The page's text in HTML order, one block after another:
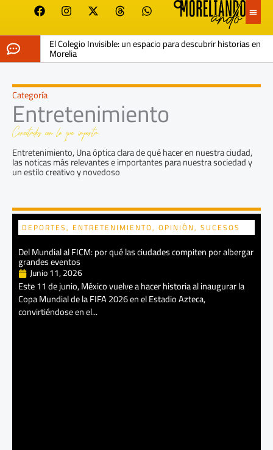
contenido
F
a
e
o
k
I
n
t
a
g
a
m
X
-
w
i
t
e
r
T
h
e
a
d
W
h
t
s
a
p
El Colegio Invisible: un espacio para descubrir historias en
Morelia
Categoría
Entretenimiento
Conectados con lo que importa.
Entretenimiento, Una óptica clara de qué hacer en nuestra ciudad,
las noticas más relevantes e importantes para nuestra sociedad y
un estilo creativo y novedoso
DEPORTES, ENTRETENIMIENTO, OPINIÓN, SUCESOS
Del Mundial al FICM: por qué las ciudades compiten por albergar
grandes eventos
Junio 11, 2026
Este 11 de junio, México vuelve a hacer historia al inaugurar la
Copa Mundial de la FIFA 2026 en el Estadio Azteca,
convirtiéndose en el...
PáginaPáginaPáginaPáginaPágina